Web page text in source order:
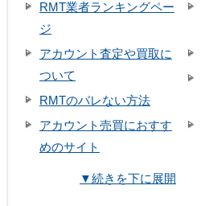
RMT業者ランキングペー
ジ
アカウント査定や買取に
ついて
RMTのバレない方法
アカウント売買におすす
めのサイト
▼続きを下に展開